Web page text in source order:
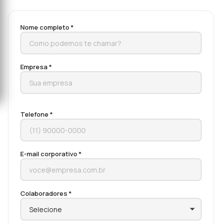
Nome completo *
Empresa *
Telefone *
E-mail corporativo *
Colaboradores *